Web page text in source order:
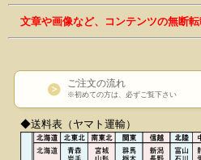
文章や画像など、コンテンツの無断
ご注文の流れ
※初めての方は、必ずご覧下さい
◆送料表（ヤマト運輸）